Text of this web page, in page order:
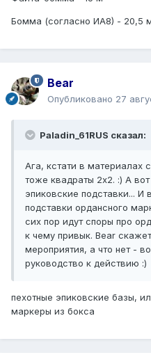
Бомма (согласно ИА8) - 20,5
Bear
Опубликовано 27
Paladin_61RUS сказал:
Ага, кстати в материалах
тоже квадраты 2х2. :) А
эпиковские подставки... И
подставки ордансного
сих пор идут споры про
к чему привык. Bear
мероприятия, а что нет -
руководство к действию :)
пехотные эпиковские базы,
маркеры из бокса